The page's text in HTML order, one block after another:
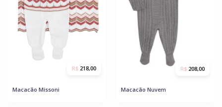
Macacão Missoni
R$ 218,00
Macacão Nuvem
R$ 208,00